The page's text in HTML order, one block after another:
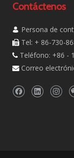
Contáctenos
 Persona de
 Tel: + 86-730-
 Teléfono: +86 -
 Correo